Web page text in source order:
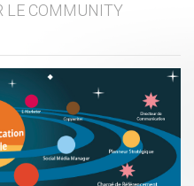
LE COMMUNITY